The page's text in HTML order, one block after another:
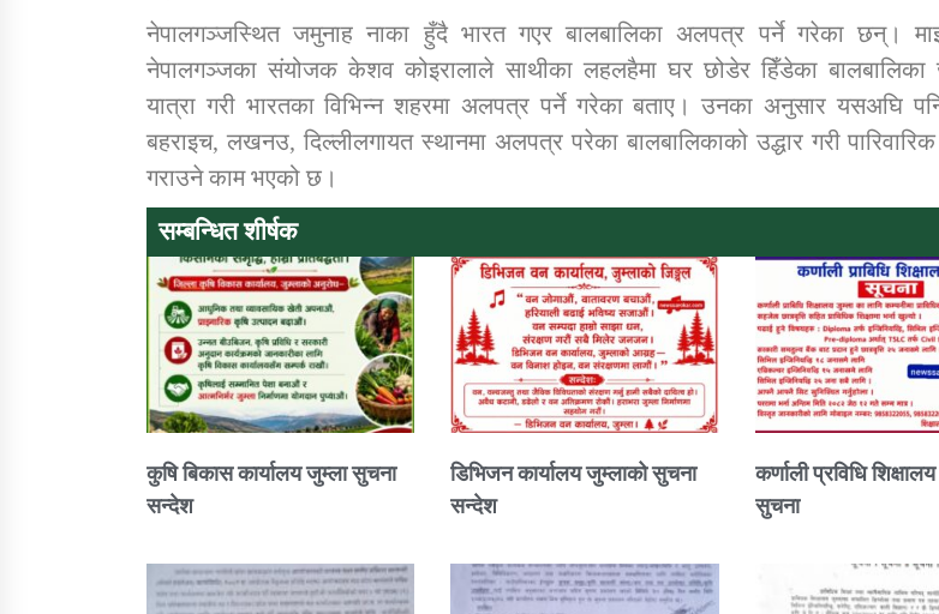
नेपालगञ्जस्थित जमुनाह नाका हुँदै भारत गएर बालबालिका अलपत्र पर्ने गरेका छन्।
नेपालगञ्जका संयोजक केशव कोइरालाले साथीका लहलहैमा घर छोडेर हिँडेका बालबालिका
यात्रा गरी भारतका विभिन्न शहरमा अलपत्र पर्ने गरेका बताए। उनका अनुसार यसअघि
बहराइच, लखनउ, दिल्लीलगायत स्थानमा अलपत्र परेका बालबालिकाको उद्धार गरी
गराउने काम भएको छ।
सम्बन्धित शीर्षक
कुषि बिकास कार्यालय जुम्ला सुचना
सन्देश
डिभिजन कार्यालय जुम्लाको सुचना
सन्देश
कर्णाली प्रविधि
सुचना